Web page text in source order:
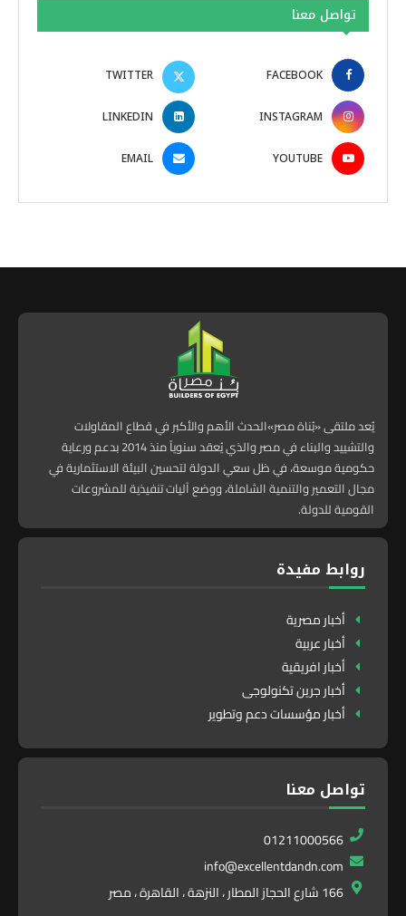
تواصل معنا
FACEBOOK
TWITTER
INSTAGRAM
LINKEDIN
YOUTUBE
EMAIL
يُعد ملتقى «بُناة مصر»الحدث الأهم والأكبر في قطاع المقاولات
والتشييد والبناء في مصر والذي يُعقد سنوياً منذ 2014 بدعم ورعاية
حكومية موسعة، في ظل سعي الدولة لتحسين البيئة الاستثمارية في
مجال التعمير والتنمية الشاملة، ووضع آليات تنفيذية للمشروعات
القومية للدولة.
روابط مفيدة
أخبار مصرية
أخبار عربية
أخبار افريقية
أخبار جرين تكنولوجى
أخبار مؤسسات دعم وتطوير
تواصل معنا
01211000566
info@excellentdandn.com
166 شارع الحجاز المطار ، النزهة ، القاهرة ، مصر